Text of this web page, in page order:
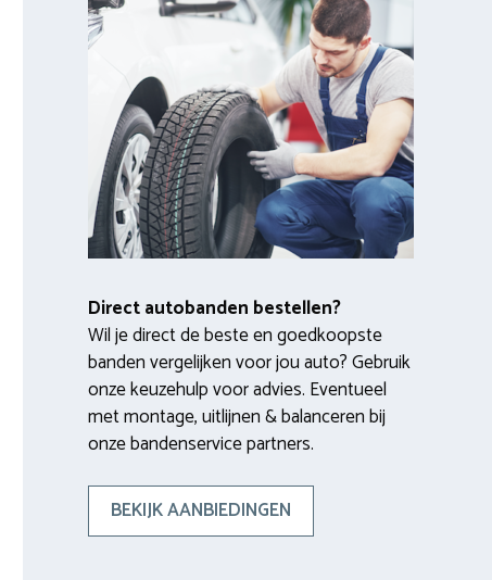
Direct autobanden bestellen?
Wil je direct de beste en goedkoopste
banden vergelijken voor jou auto? Gebruik
onze keuzehulp voor advies. Eventueel
met montage, uitlijnen & balanceren bij
onze bandenservice partners.
BEKIJK AANBIEDINGEN